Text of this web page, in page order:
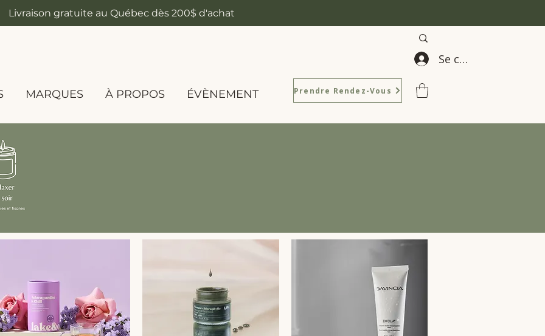
Livraison gratuite au Québec dès 200$ d'achat
MARQUES À PROPOS ÉVÈNEMENT
Se connecter
Prendre Rendez-Vous